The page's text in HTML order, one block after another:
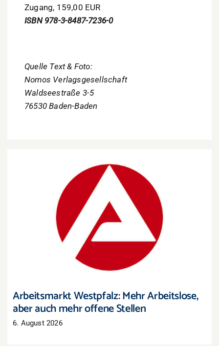
Zugang, 159,00 EUR
ISBN 978-3-8487-7236-0
Quelle Text & Foto:
Nomos Verlagsgesellschaft
Waldseestraße 3-5
76530 Baden-Baden
Arbeitsmarkt Westpfalz: Mehr Arbeitslose, aber
auch mehr offene Stellen
Arbeitsmarkt Westpfalz: Mehr Arbeitslose,
aber auch mehr offene Stellen
6. August 2026